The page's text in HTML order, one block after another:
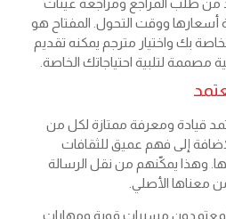
من طلب المراجع ومراجعة عينات
ووقت التحول. المفتاح هو
الخاصة بك واختيار مترجم يمكنه تقديم
مصممة لتلبية احتياجاتك الخاصة.
قيادة ومعرفة ممتازة لكل من
إلى فهم عميق للثقافات
وهذا يمكّنهم من نقل الرسالة
معناها الأصلي.
مسيرات قوية ومهارات